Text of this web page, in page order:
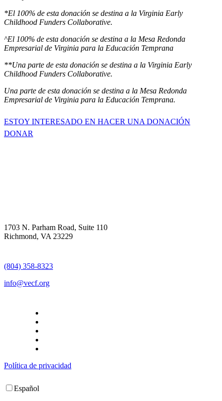
*El 100% de esta donación se destina a la Virginia Early
Childhood Funders Collaborative.
^El 100% de esta donación se destina a la Mesa Redonda
Empresarial de Virginia para la Educación Temprana
**Una parte de esta donación se destina a la Virginia Early
Childhood Funders Collaborative.
Una parte de esta donación se destina a la Mesa Redonda
Empresarial de Virginia para la Educación Temprana.
ESTOY INTERESADO EN HACER UNA DONACIÓN
DONAR
1703 N. Parham Road, Suite 110
Richmond, VA 23229
(804) 358-8323
info@vecf.org
Política de privacidad
Español